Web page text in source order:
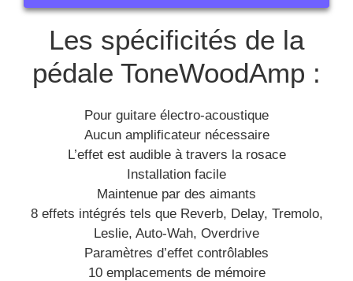
Les spécificités de la
pédale ToneWoodAmp :
Pour guitare électro-acoustique
Aucun amplificateur nécessaire
L’effet est audible à travers la rosace
Installation facile
Maintenue par des aimants
8 effets intégrés tels que Reverb, Delay, Tremolo,
Leslie, Auto-Wah, Overdrive
Paramètres d’effet contrôlables
10 emplacements de mémoire